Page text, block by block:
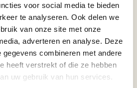
voor social media te bieden
te analyseren. Ook delen we
van onze site met onze
adverteren en analyse. Deze
gegevens combineren met andere
heeft verstrekt of die ze hebben
uw gebruik van hun services.
heb je vragen?
Telefoon